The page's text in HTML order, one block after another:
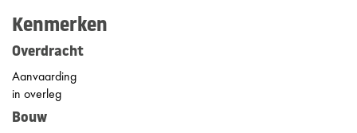
Kenmerken
Overdracht
Aanvaarding
in overleg
Bouw